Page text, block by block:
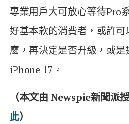
專業用戶大可放心等待Pro
好基本款的消費者，或許
麼，再決定是否升級，或是
iPhone 17。
（本文由 Newspie新聞派
此）